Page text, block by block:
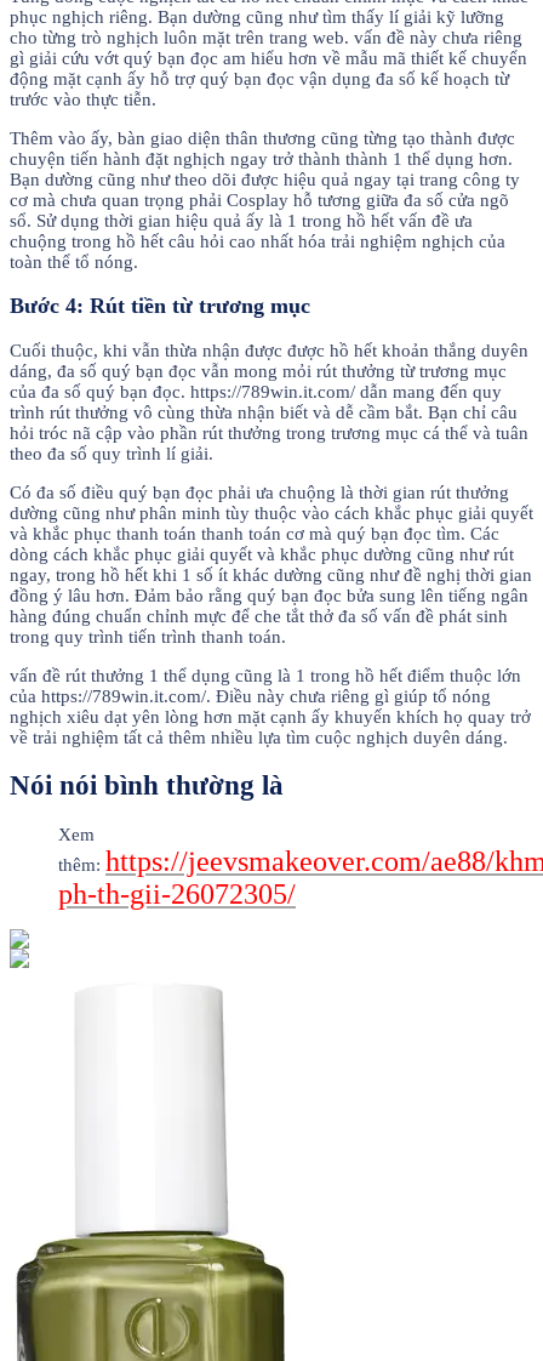
phục nghịch riêng. Bạn dường cũng như tìm thấy lí giải kỹ lưỡng
cho từng trò nghịch luôn mặt trên trang web. vấn đề này chưa riêng
gì giải cứu vớt quý bạn đọc am hiểu hơn về mẫu mã thiết kế chuyển
động mặt cạnh ấy hỗ trợ quý bạn đọc vận dụng đa số kế hoạch từ
trước vào thực tiễn.
Thêm vào ấy, bàn giao diện thân thương cũng từng tạo thành được
chuyện tiến hành đặt nghịch ngay trở thành thành 1 thể dụng hơn.
Bạn dường cũng như theo dõi được hiệu quả ngay tại trang công ty
cơ mà chưa quan trọng phải Cosplay hỗ tương giữa đa số cửa ngõ
sổ. Sử dụng thời gian hiệu quả ấy là 1 trong hồ hết vấn đề ưa
chuộng trong hồ hết câu hỏi cao nhất hóa trải nghiệm nghịch của
toàn thể tổ nóng.
Bước 4: Rút tiền từ trương mục
Cuối thuộc, khi vẫn thừa nhận được được hồ hết khoản thắng duyên
dáng, đa số quý bạn đọc vẫn mong mỏi rút thưởng từ trương mục
của đa số quý bạn đọc. https://789win.it.com/ dẫn mang đến quy
trình rút thưởng vô cùng thừa nhận biết và dễ cầm bắt. Bạn chỉ câu
hỏi tróc nã cập vào phần rút thưởng trong trương mục cá thể và tuân
theo đa số quy trình lí giải.
Có đa số điều quý bạn đọc phải ưa chuộng là thời gian rút thưởng
dường cũng như phân minh tùy thuộc vào cách khắc phục giải quyết
và khắc phục thanh toán thanh toán cơ mà quý bạn đọc tìm. Các
dòng cách khắc phục giải quyết và khắc phục dường cũng như rút
ngay, trong hồ hết khi 1 số ít khác dường cũng như đề nghị thời gian
đồng ý lâu hơn. Đảm bảo rằng quý bạn đọc bửa sung lên tiếng ngân
hàng đúng chuẩn chỉnh mực để che tắt thở đa số vấn đề phát sinh
trong quy trình tiến trình thanh toán.
vấn đề rút thưởng 1 thể dụng cũng là 1 trong hồ hết điểm thuộc lớn
của https://789win.it.com/. Điều này chưa riêng gì giúp tổ nóng
nghịch xiêu dạt yên lòng hơn mặt cạnh ấy khuyến khích họ quay trở
về trải nghiệm tất cả thêm nhiều lựa tìm cuộc nghịch duyên dáng.
Nói nói bình thường là
Xem
thêm: https://jeevsmakeover.com/ae88/
ph-th-gii-26072305/